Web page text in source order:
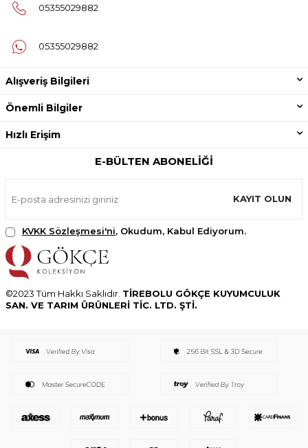
05355029882
05355029882
Alışveriş Bilgileri
Önemli Bilgiler
Hızlı Erişim
E-BÜLTEN ABONELIĞI
KAYIT OLUN
KVKK Sözleşmesi'ni, Okudum, Kabul Ediyorum.
©2023 Tüm Hakkı Saklıdır. TİREBOLU GÖKÇE KUYUMCULUK
SAN. VE TARIM ÜRÜNLERİ TİC. LTD. ŞTİ.